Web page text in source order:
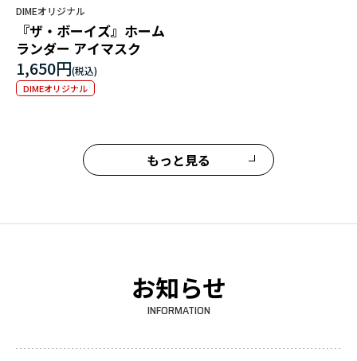
DIMEオリジナル
『ザ・ボーイズ』ホーム
ランダー アイマスク
1,650円
DIMEオリジナル
もっと見る
お知らせ
INFORMATION